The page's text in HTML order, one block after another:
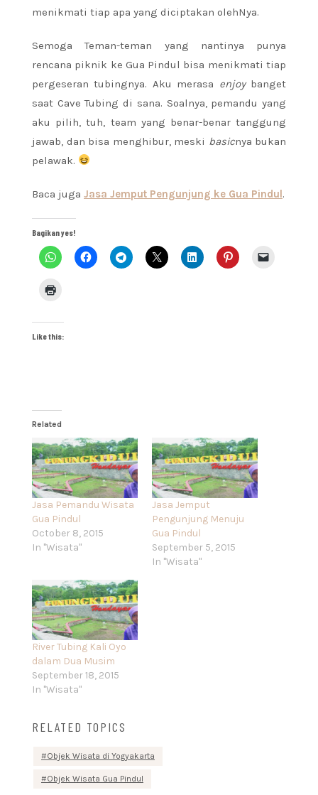
menikmati tiap apa yang diciptakan olehNya.
Semoga Teman-teman yang nantinya punya
rencana piknik ke Gua Pindul bisa menikmati tiap
pergeseran tubingnya. Aku merasa enjoybanget
saat Cave Tubing di sana. Soalnya, pemandu yang
aku pilih, tuh, team yang benar-benar tanggung
jawab, dan bisa menghibur, meski basicnya bukan
pelawak.
Baca juga Jasa Jemput Pengunjung ke Gua Pindul.
Bagikan yes!
Like this:
Related
Jasa Pemandu Wisata
Gua Pindul
October 8, 2015
In "Wisata"
Jasa Jemput
Pengunjung Menuju
Gua Pindul
September 5, 2015
In "Wisata"
River Tubing Kali Oyo
dalam Dua Musim
September 18, 2015
In "Wisata"
RELATED TOPICS
Objek Wisata di Yogyakarta
Objek Wisata Gua Pindul